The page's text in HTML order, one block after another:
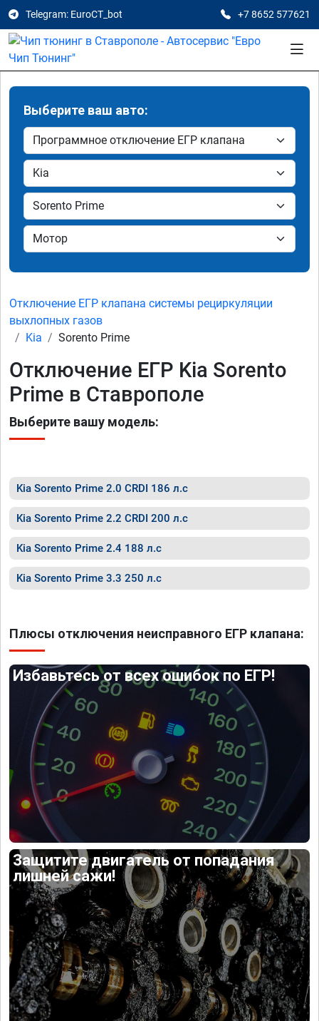
Telegram: EuroCT_bot +7 8652 577621
Выберите ваш авто:
Отключение ЕГР клапана системы рециркуляции
выхлопных газов
Kia
Sorento Prime
Отключение ЕГР Kia Sorento
Prime в Ставрополе
Выберите вашу модель:
Kia Sorento Prime 2.0 CRDI 186 л.с
Kia Sorento Prime 2.2 CRDI 200 л.с
Kia Sorento Prime 2.4 188 л.с
Kia Sorento Prime 3.3 250 л.с
Плюсы отключения неисправного ЕГР клапана:
Избавьтесь от всех ошибок по ЕГР!
Защитите двигатель от попадания
лишней сажи!